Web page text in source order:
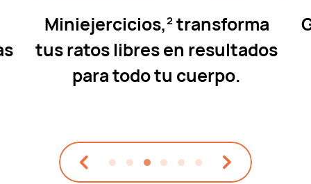
Miniejercicios,2transforma
tus ratos libres en resultados
para todo tu cuerpo.